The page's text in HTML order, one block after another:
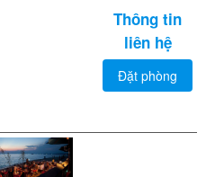
Thông tin
liên hệ
Đặt phòng